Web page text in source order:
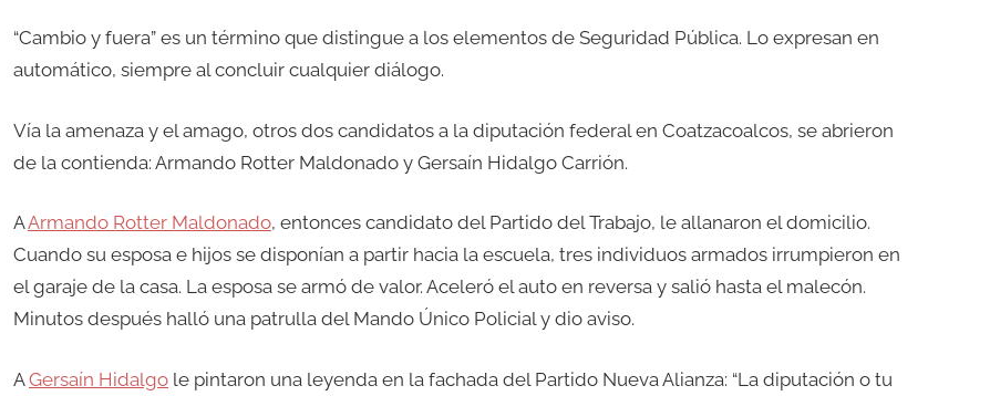
“Cambio y fuera” es un término que distingue a los elementos de Seguridad Pública. Lo expresan en
automático, siempre al concluir cualquier diálogo.
Vía la amenaza y el amago, otros dos candidatos a la diputación federal en Coatzacoalcos, se abrieron
de la contienda: Armando Rotter Maldonado y Gersaín Hidalgo Carrión.
AArmando Rotter Maldonado, entonces candidato del Partido del Trabajo, le allanaron el domicilio.
Cuando su esposa e hijos se disponían a partir hacia la escuela, tres individuos armados irrumpieron en
el garaje de la casa. La esposa se armó de valor. Aceleró el auto en reversa y salió hasta el malecón.
Minutos después halló una patrulla del Mando Único Policial y dio aviso.
AGersaín Hidalgo le pintaron una leyenda en la fachada del Partido Nueva Alianza: “La diputación o tu